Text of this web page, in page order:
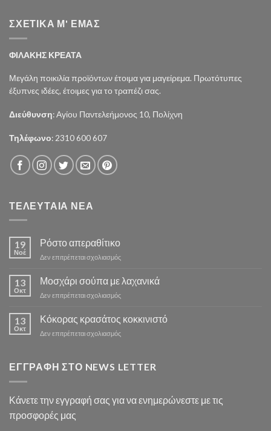
ΣΧΕΤΙΚΑ Μ' ΕΜΑΣ
ΦΙΛΑΚΗΣ ΚΡΕΑΤΑ
Μεγάλη ποικιλία προϊόντων έτοιμα για μαγείρεμα. Πρωτότυπες
έξυπνες ιδέες, έτοιμες για το τραπέζι σας.
Διεύθυνση: Αγίου Παντελεήμονος 10, Πολίχνη
Τηλέφωνο: 2310 600 607
ΤΕΛΕΥΤΑΙΑ ΝΕΑ
19
Νοέ
Ρόστο απεραθίτικο
Δεν επιτρέπεται σχολιασμόςστο
απεραθίτικο
13
Οκτ
Μοσχάρι σούπα με λαχανικά
Δεν επιτρέπεται σχολιασμόςστο
λαχανικά
13
Οκτ
Κόκορας κρασάτος κοκκινιστό
Δεν επιτρέπεται σχολιασμόςστο
κοκκινιστό
ΕΓΓΡΑΦΗ ΣΤΟ NEWS LETTER
Κάνετε την εγγραφή σας για να ενημερώνεστε με τις
προσφορές μας